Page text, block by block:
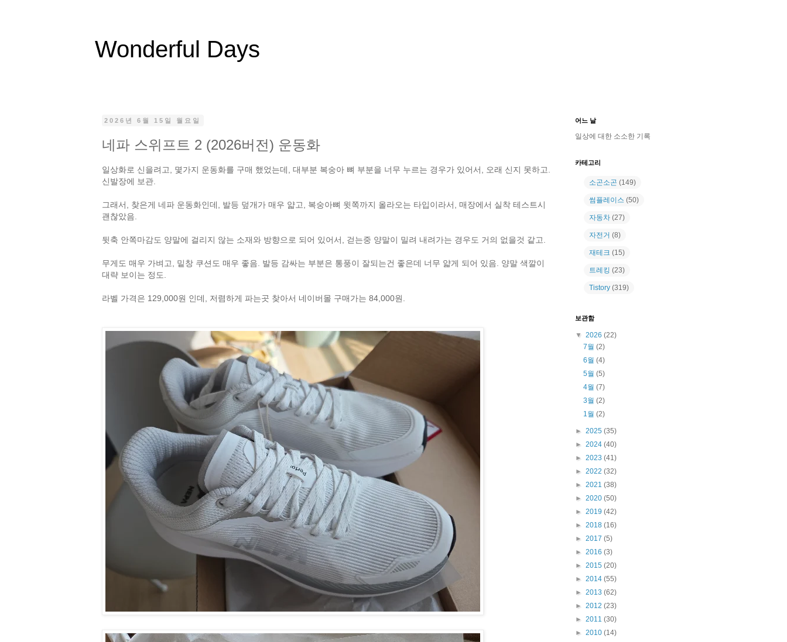
Wonderful Days
2026년 6월 15일 월요일
네파 스위프트 2 (2026버전) 운동화
일상화로 신을려고, 몇가지 운동화를 구매 했었는데, 대부분 복숭아 뼈 부분을 너무 누르는 경우가 있어서, 오래 신지 못하고.
신발장에 보관.
그래서, 찾은게 네파 운동화인데, 발등 덮개가 매우 얇고, 복숭아뼈 윗쪽까지 올라오는 타입이라서, 매장에서 실착 테스트시
괜찮았음.
뒷축 안쪽마감도 양말에 걸리지 않는 소재와 방향으로 되어 있어서, 걷는중 양말이 밀려 내려가는 경우도 거의 없을것 같고.
무게도 매우 가벼고, 밑창 쿠션도 매우 좋음. 발등 감싸는 부분은 통풍이 잘되는건 좋은데 너무 얇게 되어 있음. 양말 색깔이
대략 보이는 정도.
라벨 가격은 129,000원 인데, 저렴하게 파는곳 찾아서 네이버몰 구매가는 84,000원.
어느 날
일상에 대한 소소한 기록
카테고리
소곤소곤 (149)
썸플레이스 (50)
자동차 (27)
자전거 (8)
재테크 (15)
트레킹 (23)
Tistory (319)
보관함
▼ 2026 (22)
7월(2)
6월(4)
5월(5)
4월(7)
3월(2)
1월(2)
► 2025 (35)
► 2024 (40)
► 2023 (41)
► 2022 (32)
► 2021 (38)
► 2020 (50)
► 2019 (42)
► 2018 (16)
► 2017 (5)
► 2016 (3)
► 2015 (20)
► 2014 (55)
► 2013 (62)
► 2012 (23)
► 2011 (30)
► 2010 (14)